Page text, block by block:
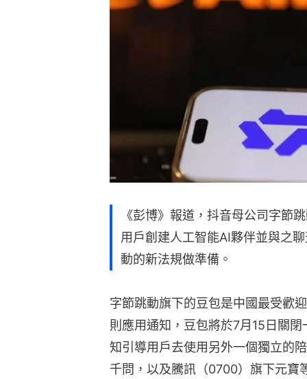
《彭博》報道，抖音母公司字節
用戶創建人工智能AI夥伴並與之
動的新法規做準備。
字節跳動旗下的豆包是中國最受歡
則應用通知，豆包將於7月15日關
知引導用戶去使用另外一個獨立的
千問，以及騰訊（0700）旗下元寶